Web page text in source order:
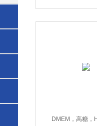
31800105-
DMEM，高糖，